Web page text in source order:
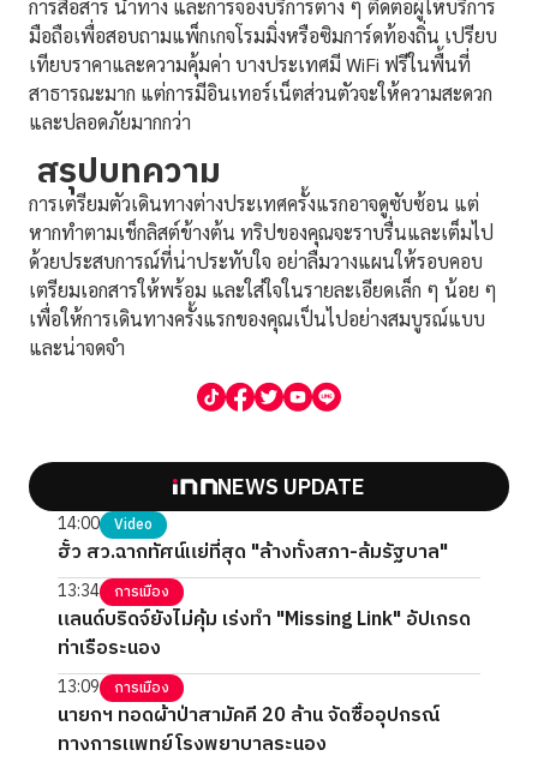
การสื่อสาร นำทาง และการจองบริการต่าง ๆ ติดต่อผู้ให้บริการ
มือถือเพื่อสอบถามแพ็กเกจโรมมิ่งหรือซิมการ์ดท้องถิ่น เปรียบ
เทียบราคาและความคุ้มค่า บางประเทศมี WiFi ฟรีในพื้นที่
สาธารณะมาก แต่การมีอินเทอร์เน็ตส่วนตัวจะให้ความสะดวก
และปลอดภัยมากกว่า
สรุปบทความ
การเตรียมตัวเดินทางต่างประเทศครั้งแรกอาจดูซับซ้อน แต่
หากทำตามเช็กลิสต์ข้างต้น ทริปของคุณจะราบรื่นและเต็มไป
ด้วยประสบการณ์ที่น่าประทับใจ อย่าลืมวางแผนให้รอบคอบ
เตรียมเอกสารให้พร้อม และใส่ใจในรายละเอียดเล็ก ๆ น้อย ๆ
เพื่อให้การเดินทางครั้งแรกของคุณเป็นไปอย่างสมบูรณ์แบบ
และน่าจดจำ
NEWS UPDATE
14:00 Video
ฮั้ว สว.ฉากทัศน์แย่ที่สุด "ล้างทั้งสภา-ล้มรัฐบาล"
13:34 การเมือง
แลนด์บริดจ์ยังไม่คุ้ม เร่งทำ "Missing Link" อัปเกรด
ท่าเรือระนอง
13:09 การเมือง
นายกฯ ทอดผ้าป่าสามัคคี 20 ล้าน จัดซื้ออุปกรณ์
ทางการแพทย์โรงพยาบาลระนอง